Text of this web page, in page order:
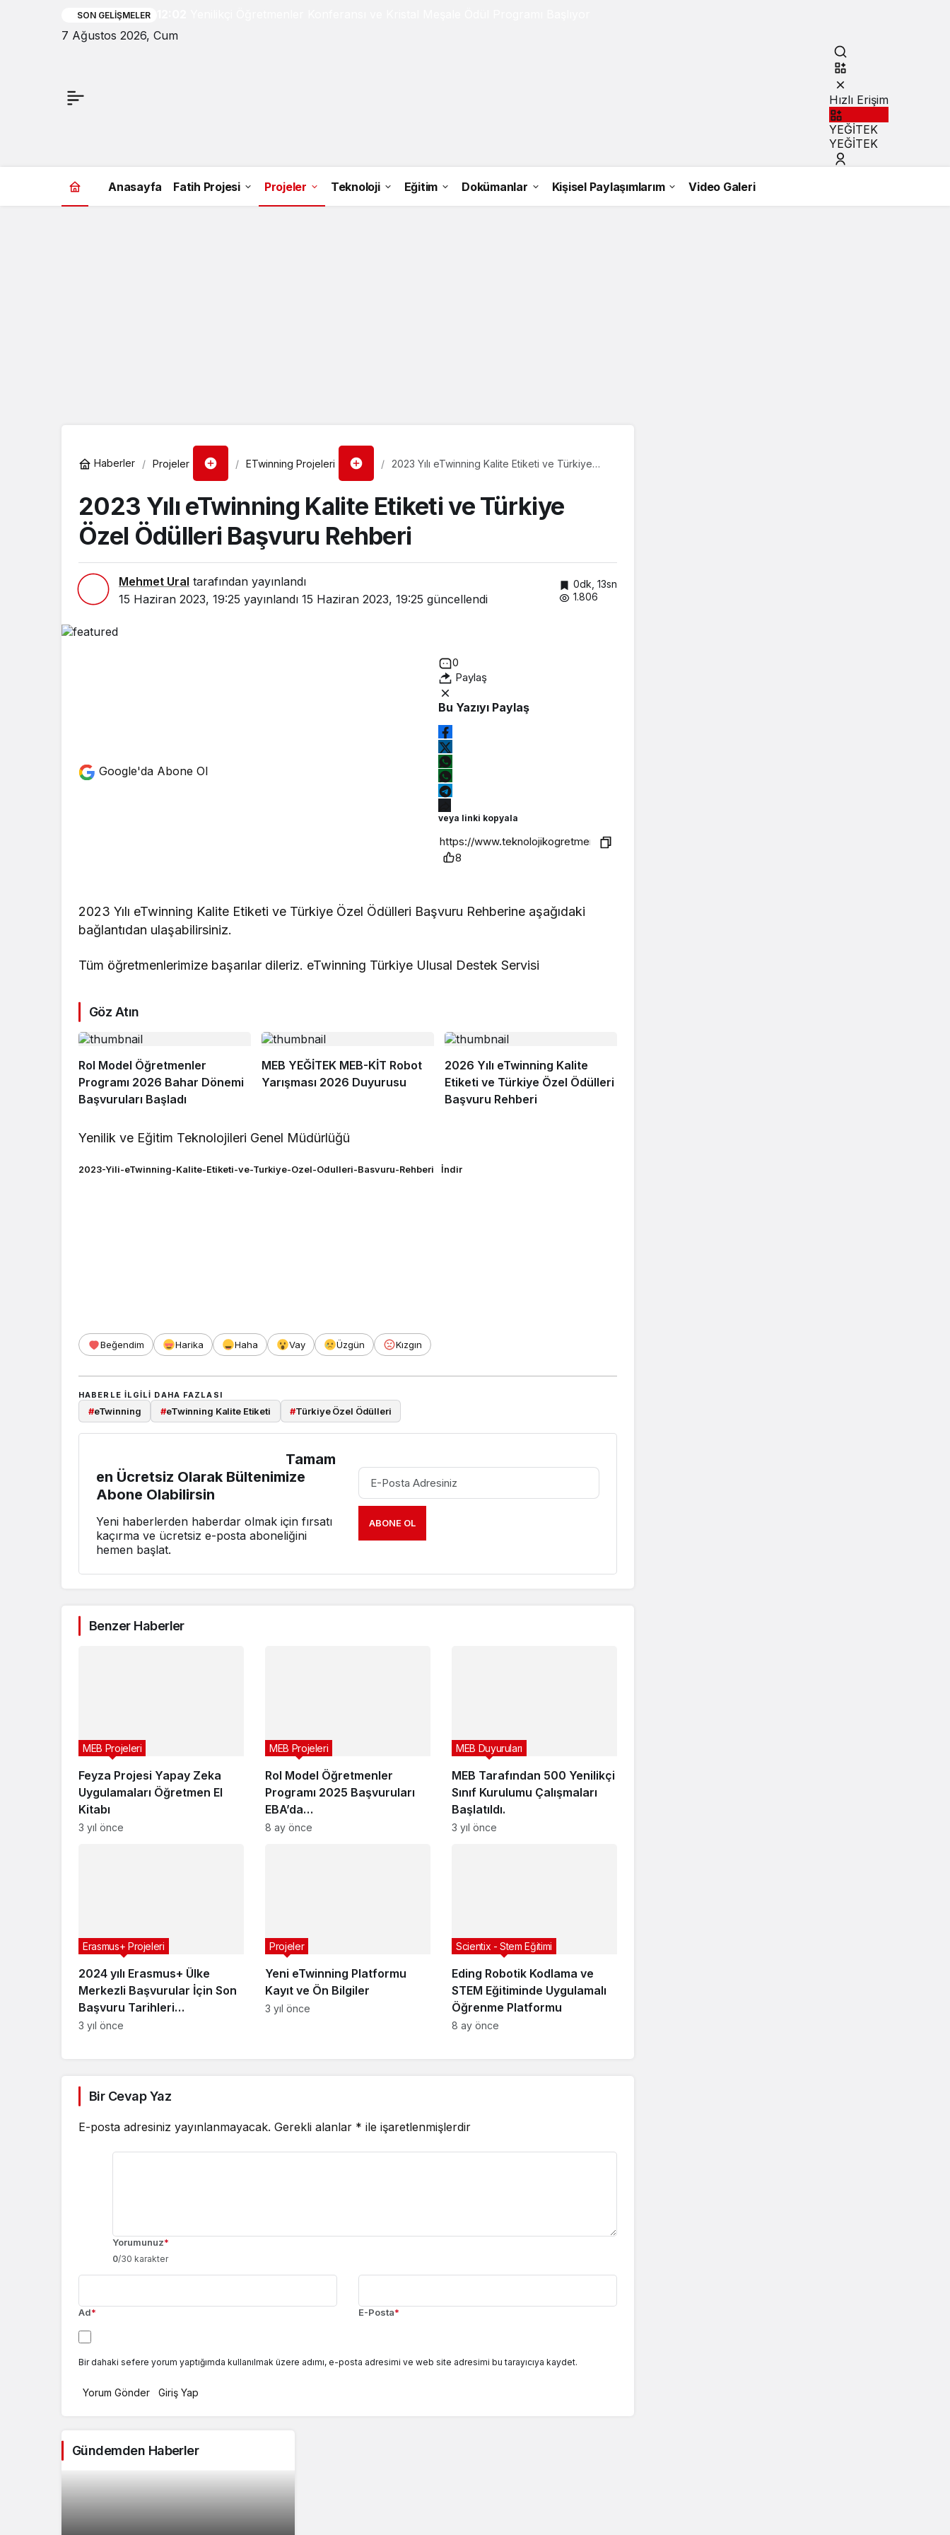
SON GELIŞMELER
7 Ağustos 2026, Cum
Hızlı Erişim
YEĞİTEK
YEĞİTEK
Anasayfa Fatih Projesi Projeler Teknoloji Eğitim Dokümanlar Kişisel Paylaşımlarım Video Galeri
Haberler Projeler ETwinning Projeleri
2023 Yılı eTwinning Kalite Etiketi ve Türkiye
2023 Yılı eTwinning Kalite Etiketi ve Türkiye
Özel Ödülleri Başvuru Rehberi
Mehmet Ural tarafından yayınlandı
15 Haziran 2023, 19:25 yayınlandı 15 Haziran 2023, 19:25 güncellendi
0dk, 13sn
1.806
Google'da Abone Ol
0
Paylaş
Bu Yazıyı Paylaş
veya linki kopyala
8
2023 Yılı eTwinning Kalite Etiketi ve Türkiye Özel Ödülleri Başvuru Rehberine aşağıdaki
bağlantıdan ulaşabilirsiniz.
Tüm öğretmenlerimize başarılar dileriz. eTwinning Türkiye Ulusal Destek Servisi
Göz Atın
Rol Model Öğretmenler
Programı 2026 Bahar Dönemi
Başvuruları Başladı
MEB YEĞİTEK MEB-KİT Robot
Yarışması 2026 Duyurusu
2026 Yılı eTwinning Kalite
Etiketi ve Türkiye Özel Ödülleri
Başvuru Rehberi
Yenilik ve Eğitim Teknolojileri Genel Müdürlüğü
2023-Yili-eTwinning-Kalite-Etiketi-ve-Turkiye-Ozel-Odulleri-Basvuru-Rehberi İndir
Beğendim Harika Haha Vay Üzgün Kızgın
HABERLE ILGILI DAHA FAZLASI
#eTwinning #eTwinning Kalite Etiketi #Türkiye Özel Ödülleri
Tamam
en Ücretsiz Olarak Bültenimize
Abone Olabilirsin
Yeni haberlerden haberdar olmak için fırsatı
kaçırma ve ücretsiz e-posta aboneliğini
hemen başlat.
ABONE OL
Benzer Haberler
Feyza Projesi Yapay Zeka
Uygulamaları Öğretmen El
Kitabı
MEB Projeleri
3 yıl önce
Rol Model Öğretmenler
Programı 2025 Başvuruları
EBA’da…
MEB Projeleri
8 ay önce
MEB Tarafından 500 Yenilikçi
Sınıf Kurulumu Çalışmaları
Başlatıldı.
MEB Duyuruları
3 yıl önce
2024 yılı Erasmus+ Ülke
Merkezli Başvurular İçin Son
Başvuru Tarihleri…
Erasmus+ Projeleri
3 yıl önce
Yeni eTwinning Platformu
Kayıt ve Ön Bilgiler
Projeler
3 yıl önce
Eding Robotik Kodlama ve
STEM Eğitiminde Uygulamalı
Öğrenme Platformu
Scientix - Stem Eğitimi
8 ay önce
Bir Cevap Yaz
E-posta adresiniz yayınlanmayacak. Gerekli alanlar * ile işaretlenmişlerdir
Yorumunuz*
0/30 karakter
Ad* E-Posta*
Bir dahaki sefere yorum yaptığımda kullanılmak üzere adımı, e-posta adresimi ve web site adresimi bu tarayıcıya kaydet.
Yorum Gönder Giriş Yap
Gündemden Haberler